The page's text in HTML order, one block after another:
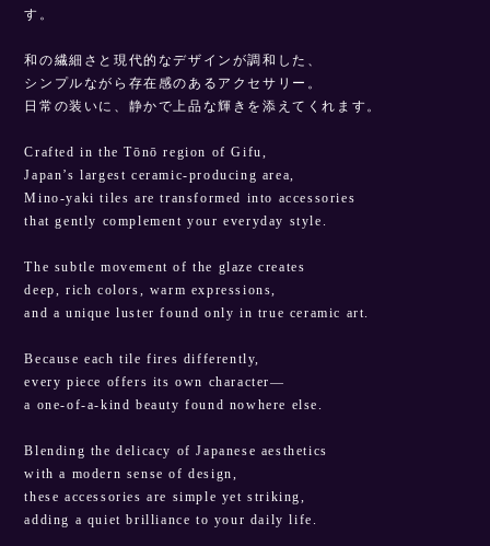
す。
和の繊細さと現代的なデザインが調和した、
シンプルながら存在感のあるアクセサリー。
日常の装いに、静かで上品な輝きを添えてくれます。
Crafted in the Tōnō region of Gifu,
Japan’s largest ceramic-producing area,
Mino-yaki tiles are transformed into accessories
that gently complement your everyday style.
The subtle movement of the glaze creates
deep, rich colors, warm expressions,
and a unique luster found only in true ceramic art.
Because each tile fires differently,
every piece offers its own character—
a one-of-a-kind beauty found nowhere else.
Blending the delicacy of Japanese aesthetics
with a modern sense of design,
these accessories are simple yet striking,
adding a quiet brilliance to your daily life.